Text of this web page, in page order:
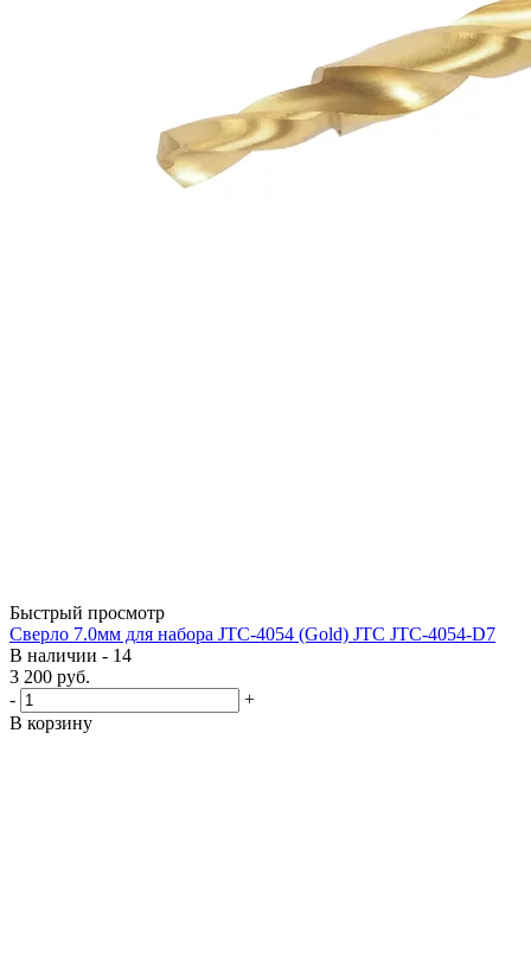
Быстрый просмотр
Сверло 7.0мм для набора JTC-4054 (Gold) JTC JTC-4054-D7
В наличии - 14
3 200 руб.
-
+
В корзину